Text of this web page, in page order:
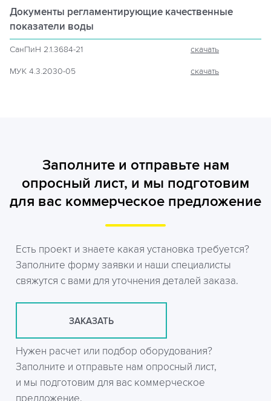
Документы регламентирующие качественные
показатели воды
СанПиН 2.1.3684-21 скачать
МУК 4.3.2030-05 скачать
Заполните и отправьте нам
опросный лист, и мы подготовим
для вас коммерческое предложение
Есть проект и знаете какая установка требуется?
Заполните форму заявки и наши специалисты
свяжутся с вами для уточнения деталей заказа.
ЗАКАЗАТЬ
Нужен расчет или подбор оборудования?
Заполните и отправьте нам опросный лист,
и мы подготовим для вас коммерческое
предложение.